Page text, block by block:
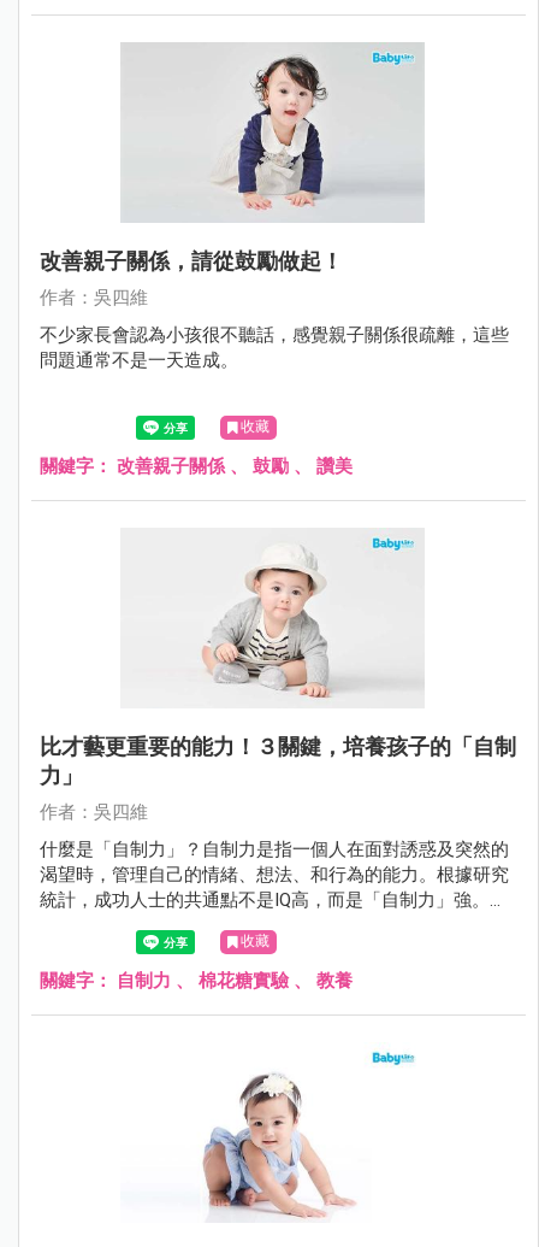
改善親子關係，請從鼓勵做起！
作者：吳四維
不少家長會認為小孩很不聽話，感覺親子關係很疏離，這些
問題通常不是一天造成。
收藏
關鍵字： 改善親子關係 、 鼓勵 、 讚美
比才藝更重要的能力！３關鍵，培養孩子的「自制
力」
作者：吳四維
什麼是「自制力」？自制力是指一個人在面對誘惑及突然的
渴望時，管理自己的情緒、想法、和行為的能力。根據研究
統計，成功人士的共通點不是IQ高，而是「自制力」強。如
何從小培養？
收藏
關鍵字： 自制力 、 棉花糖實驗、 教養